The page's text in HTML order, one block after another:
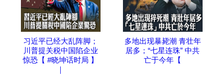
习近平已经大乱阵脚；
川普提关税中国陷企业
惊恐【 #晓坤话时局 】
｜
多地出现暴毙潮 青壮年
居多；“七星连珠” 中共
亡于今年【